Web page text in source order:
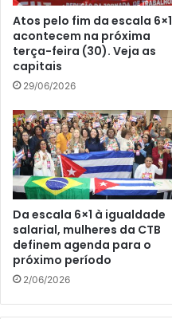
Atos pelo fim da escala 6×1
acontecem na próxima
terça-feira (30). Veja as
capitais
29/06/2026
Da escala 6×1 à igualdade
salarial, mulheres da CTB
definem agenda para o
próximo período
2/06/2026